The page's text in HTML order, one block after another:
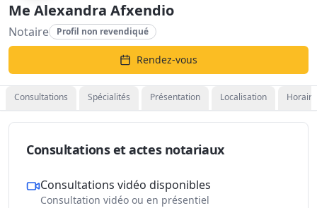
Me Alexandra Afxendio
Notaire Profil non revendiqué
Rendez-vous
Consultations Spécialités Présentation Localisation
Consultations et actes notariaux
Consultations vidéo disponibles
Consultation vidéo ou en présentiel